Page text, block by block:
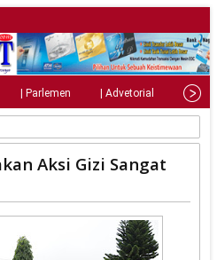
| Parlemen | Advetorial |
Aksi Gizi Sangat